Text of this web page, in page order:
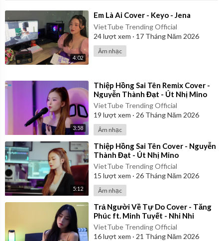
Vì cả tương lai nên là em trả nợ cưu mang
Một nụ hồng thơ ngây đôi vai phải chịu nhiều gánh vác
Giờ mang thêm đau thương vì bởi kẻ phũ phàng
Người muốn kêu ai trong màn đêm tối tăm đọa đày
Người muốn tìm gì ở dưới đáy ly rượu cay
Cơm bưng nước rót cho chồng
Làm sao anh quên đi và thôi ngóng
Trông em buông đi hết trong lòng
4:02
⁣Em Là Ai Cover - Keyo - Jena
VietTube Trending Official
24lượt xem · 17 Tháng Năm 2026
Âm nhạc
3:58
⁣Thiệp Hồng Sai Tên Remix Cover -
Nguyễn Thành Đạt - Út Nhị Mino
VietTube Trending Official
19 lượt xem · 26 Tháng Năm 2026
Âm nhạc
5:12
⁣Thiệp Hồng Sai Tên Cover - Nguyễn
Thành Đạt - Út Nhị Mino
VietTube Trending Official
15 lượt xem · 26 Tháng Năm 2026
Âm nhạc
⁣Trả Người Về Tự Do Cover - Tăng
Phúc ft. Minh Tuyết - Nhi Nhi
VietTube Trending Official
16lượt xem · 21 Tháng Năm 2026